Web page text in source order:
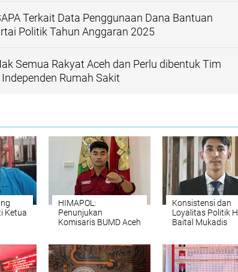
Terkait Data Penggunaan Dana Bantuan
Politik Tahun Anggaran 2025
Semua Rakyat Aceh dan Perlu dibentuk Tim
Rumah Sakit
Ketua
HIMAPOL:
Penunjukan
Komisaris BUMD Aceh
Meritrokasi, Berbau
Nepotisme
Konsistensi dan
Loyalitas Politik H.
Baital Mukadis
Selatan